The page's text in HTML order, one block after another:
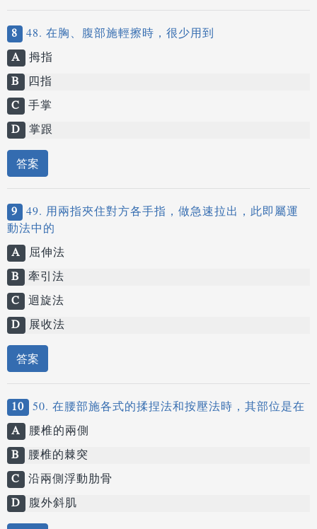
8 48. 在胸、腹部施輕擦時，很少用到
A 拇指
B
四指
C 手掌
D 掌跟
答案
9 49. 用兩指夾住對方各手指，做急速拉出，此即屬運
動法中的
A 屈伸法
B 牽引法
C 迴旋法
D 展收法
答案
10 50. 在腰部施各式的揉捏法和按壓法時，其部位是在
A 腰椎的兩側
B 腰椎的棘突
C 沿兩側浮動肋骨
D 腹外斜肌